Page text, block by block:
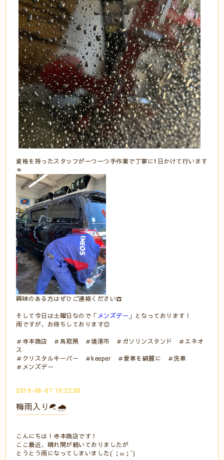
資格を持ったスタッフが一つ一つ手作業で丁寧に1日かけて行います
👊
興味のある方はぜひご連絡ください☎
そして今日は土曜日なので「 メンズデー 」となっております！
雨ですが、お待ちしております😊
＃寺本商店 ＃鳥取県 ＃境港市 ＃ガソリンスタンド ＃エネオ
ス
＃クリスタルキーパー ＃keeper ＃愛車を綺麗に ＃洗車
＃メンズデー
2019-06-07 10:22:00
梅雨入り☂🌧
こんにちは！寺本商店です！
ここ最近、晴れ間が続いておりましたが
とうとう雨になってしまいました(´；ω；`)